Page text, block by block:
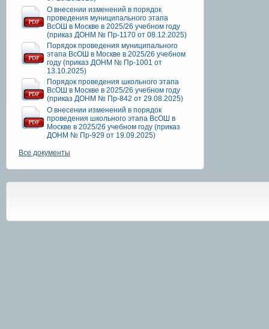
О внесении изменений в порядок
проведения муниципального этапа
ВсОШ в Москве в 2025/26 учебном году
(приказ ДОНМ № Пр-1170 от 08.12.2025)
Порядок проведения муниципального
этапа ВсОШ в Москве в 2025/26 учебном
году (приказ ДОНМ № Пр-1001 от
13.10.2025)
Порядок проведения школьного этапа
ВсОШ в Москве в 2025/26 учебном году
(приказ ДОНМ № Пр-842 от 29.08.2025)
О внесении изменений в порядок
проведения школьного этапа ВсОШ в
Москве в 2025/26 учебном году (приказ
ДОНМ № Пр-929 от 19.09.2025)
Все документы